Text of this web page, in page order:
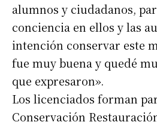
Dirección de correo electrónico*
alumnos y ciudadanos,
conciencia en ellos y las
intención conservar este
fue muy buena y quedé
que expresaron».
Los licenciados forman
Conservación